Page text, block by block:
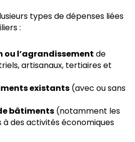
types de dépenses liées
:
ou l’agrandissement de
artisanaux, tertiaires et
existants (avec ou sans
bâtiments (notamment les
des activités économiques